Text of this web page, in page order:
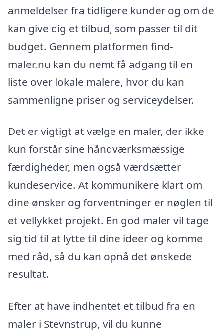
anmeldelser fra tidligere kunder og om de
kan give dig et tilbud, som passer til dit
budget. Gennem platformen find-
maler.nu kan du nemt få adgang til en
liste over lokale malere, hvor du kan
sammenligne priser og serviceydelser.
Det er vigtigt at vælge en maler, der ikke
kun forstår sine håndværksmæssige
færdigheder, men også værdsætter
kundeservice. At kommunikere klart om
dine ønsker og forventninger er nøglen til
et vellykket projekt. En god maler vil tage
sig tid til at lytte til dine ideer og komme
med råd, så du kan opnå det ønskede
resultat.
Efter at have indhentet et tilbud fra en
maler i Stevnstrup, vil du kunne